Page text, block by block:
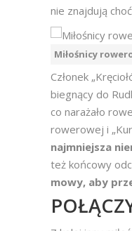
nie znajdują
Miłośnicy
Członek
biegnący do
co narażało
rowerowej i
najmniejsza
też końcowy
mowy, aby